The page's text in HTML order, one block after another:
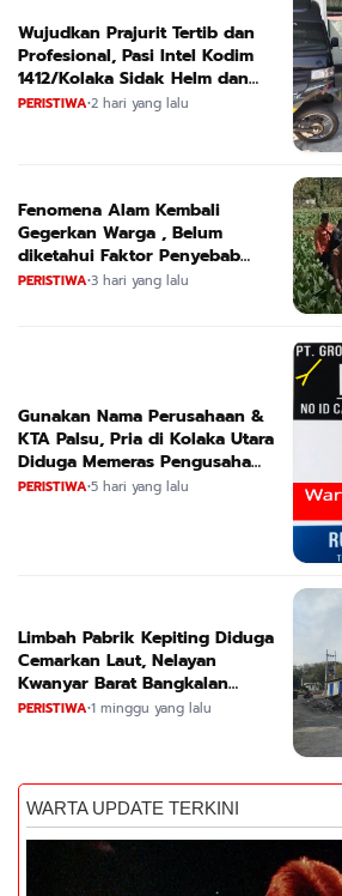
Wujudkan Prajurit Tertib dan
Profesional, Pasi Intel Kodim
1412/Kolaka Sidak Helm dan
Kendaraan
PERISTIWA•2 hari yang lalu
Fenomena Alam Kembali
Gegerkan Warga , Belum
diketahui Faktor Penyebab
Suara
PERISTIWA•3 hari yang lalu
Gunakan Nama Perusahaan &
KTA Palsu, Pria di Kolaka Utara
Diduga Memeras Pengusaha
Tambang dan Minyak
PERISTIWA•5 hari yang lalu
Limbah Pabrik Kepiting Diduga
Cemarkan Laut, Nelayan
Kwanyar Barat Bangkalan
Desak DLH Turun Tangan
PERISTIWA•1 minggu yang lalu